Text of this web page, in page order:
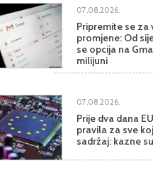
07.08.2026.
Pripremite se za
promjene: Od
se opcija na
milijuni
07.08.2026.
Prije dva dana
pravila za sve
sadržaj: kazne